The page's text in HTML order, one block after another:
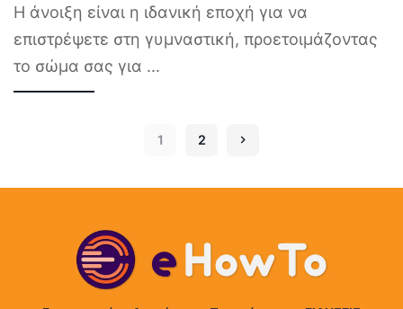
Η άνοιξη είναι η ιδανική εποχή για να
επιστρέψετε στη γυμναστική, προετοιμάζοντας
το σώμα σας για ...
1 2